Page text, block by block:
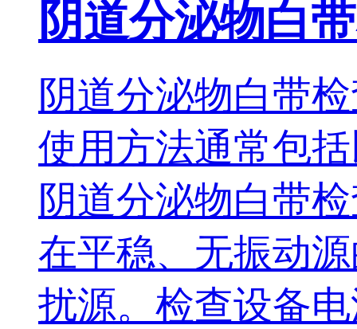
阴道分泌物白
阴道分泌物白带
使用方法通常包括以
阴道分泌物白带
在平稳、无振动
扰源。检查设备